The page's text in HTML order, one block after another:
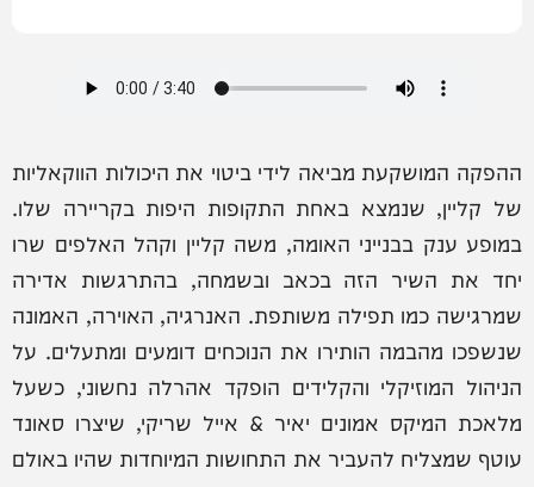
ההפקה המושקעת מביאה לידי ביטוי את היכולות הווקאליות
של קליין, שנמצא באחת התקופות היפות בקריירה שלו.
במופע ענק בבנייני האומה, משה קליין וקהל האלפים שרו
יחד את השיר הזה בכאב ובשמחה, בהתרגשות אדירה
שמרגישה כמו תפילה משותפת. האנרגיה, האוירה, האמונה
שנשפכו מהבמה הותירו את הנוכחים דומעים ומתעלים. על
הניהול המוזיקלי והקלידים הופקד אהרלה נחשוני, כשעל
מלאכת המיקס אמונים יאיר & אייל שריקי, שיצרו סאונד
עוטף שמצליח להעביר את התחושות המיוחדות שהיו באולם